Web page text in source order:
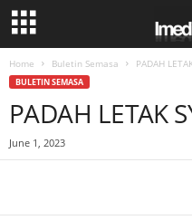
Home Buletin Semasa PADAH
BULETIN SEMASA
PADAH LETAK
June 1, 2023